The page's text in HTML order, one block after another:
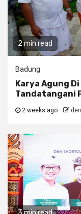
2 min read
Badung
Karya Agung
Tandatangani
2 weeks ago